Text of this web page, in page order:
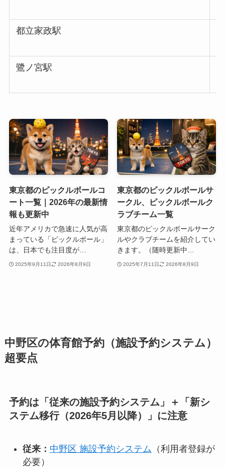
都立家政駅
鷺ノ宮駅
東京都のピックルボールコ
ート一覧｜2026年の最新情
報も更新中
近年アメリカで急速に人気が高
まっている「ピックルボール」
は、日本でも注目度が…
2025年9月11日 2026年8月9日
東京都のピックルボールサ
ークル、ピックルボールク
ラブチーム一覧
東京都のピックルボールサーク
ルやクラブチームを紹介してい
きます。（随時更新中…
2025年7月11日 2026年8月9日
中野区の体育館予約（施設予約システム）
超要点
予約は「従来の施設予約システム」＋「新シ
ステム移行（2026年5月以降）」に注意
従来： 中野区 施設予約システム （利用者登録が
必要）